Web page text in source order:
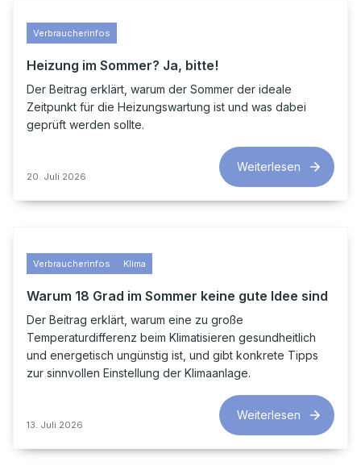
Verbraucherinfos
Heizung im Sommer? Ja, bitte!
Der Beitrag erklärt, warum der Sommer der ideale
Zeitpunkt für die Heizungswartung ist und was dabei
geprüft werden sollte.
20. Juli 2026
Weiterlesen
Verbraucherinfos Klima
Warum 18 Grad im Sommer keine gute Idee sind
Der Beitrag erklärt, warum eine zu große
Temperaturdifferenz beim Klimatisieren gesundheitlich
und energetisch ungünstig ist, und gibt konkrete Tipps
zur sinnvollen Einstellung der Klimaanlage.
13. Juli 2026
Weiterlesen